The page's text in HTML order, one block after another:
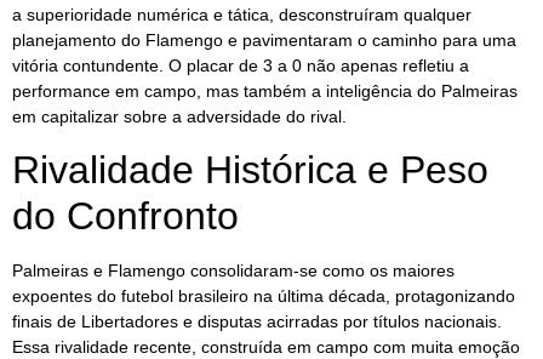
a superioridade numérica e tática, desconstruíram qualquer
planejamento do Flamengo e pavimentaram o caminho para uma
vitória contundente. O placar de 3 a 0 não apenas refletiu a
performance em campo, mas também a inteligência do Palmeiras
em capitalizar sobre a adversidade do rival.
Rivalidade Histórica e Peso
do Confronto
Palmeiras e Flamengo consolidaram-se como os maiores
expoentes do futebol brasileiro na última década, protagonizando
finais de Libertadores e disputas acirradas por títulos nacionais.
Essa rivalidade recente, construída em campo com muita emoção